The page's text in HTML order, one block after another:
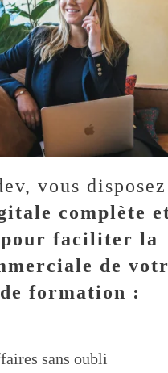
vous disposez
complète
faciliter la
de
formation :
sans oubli